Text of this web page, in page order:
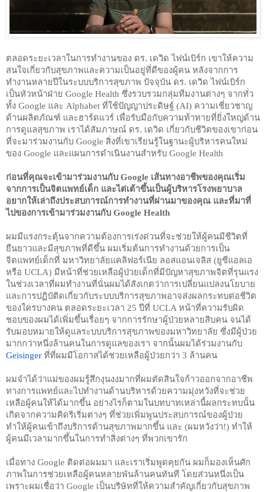
ตลอดระยะเวลาในการทำงานของ ดร. เดวิด ไฟน์เบิร์ก เขาให้ความ
สนใจเกี่ยวกับสุขภาพและความเป็นอยู่ที่ดีของผู้คน หลังจากการ
ทำงานหลายปีในระบบบริการสุขภาพ ปัจจุบัน ดร. เดวิด ไฟน์เบิร์ก
เป็นหัวหน้าฝ่าย Google Health ซึ่งรวบรวมกลุ่มทีมงานต่างๆ จากทั่ว
ทั้ง Google และ Alphabet ที่ใช้ปัญญาประดิษฐ์ (AI) ความเชี่ยวชาญ
ด้านผลิตภัณฑ์ และฮาร์ดแวร์ เพื่อรับมือกับความท้าทายที่ยิ่งใหญ่ด้าน
การดูแลสุขภาพ เราได้สัมภาษณ์ ดร. เดวิด เกี่ยวกับชีวิตของเขาก่อน
ที่จะมาร่วมงานกับ Google สิ่งที่เขาเรียนรู้ในฐานะผู้บริหารคนใหม่
ของ Google และแผนการดำเนินงานสำหรับ Google Health
ก่อนที่คุณจะเข้ามาร่วมงานกับ Google เส้นทางอาชีพของคุณเริ่ม
จากการเป็นจิตแพทย์เด็ก และไต่เต้าขึ้นเป็นผู้บริหารโรงพยาบาล
อยากให้เล่าถึงประสบการณ์การทำงานที่ผ่านมาของคุณ และที่มาที่
ไปของการเข้ามาร่วมงานกับ Google Health
ผมมีแรงกระตุ้นจากความต้องการเร่งด่วนที่จะช่วยให้ผู้คนมีชีวิตที่
ยืนยาวและมีสุขภาพที่ดีขึ้น ผมเริ่มต้นการทำงานด้วยการเป็น
จิตแพทย์เด็กที่ มหาวิทยาลัยแคลิฟอร์เนีย ลอสแอนเจลิส (ยูซีแอลเอ
หรือ UCLA) มีหน้าที่ช่วยเหลือผู้ป่วยเด็กที่มีปัญหาสุขภาพจิตที่รุนแรง
ในช่วงเวลาที่ผมทำงานที่นั่นผมได้สังเกตว่าการเปลี่ยนแปลงนโยบาย
และการปฏิบัติดเกี่ยวกับระบบบริการสุขภาพอาจส่งผลกระทบต่อชีวิต
ของใครบางคน ตลอดระยะเวลา 25 ปีที่ UCLA หน้าที่ความรับผิด
ชอบของผมได้เพิ่มขึ้นเรื่อยๆ จากการรักษาผู้ป่วยหลายสิบคน จนได้
รับมอบหมายให้ดูแลระบบบริการสุขภาพของมหาวิทยาลัย ซึ่งมีผู้ป่วย
Geisinger ที่ที่ผมมีโอกาสได้ช่วยเหลือผู้ป่วยกว่า 3 ล้านคน
ผมจำได้ว่าแม่ของผมรู้สึกงุนงงมากที่ผมตัดสินใจก้าวออกจากอาชีพ
ทางการแพทย์และไปทำงานด้านบริหารด้วยความมุ่งหวังที่จะช่วย
เหลือผู้คนให้ได้มากขึ้น อย่างไรก็ตามในบทบาทเหล่านี้ผลกระทบนั้น
เกิดจากความคิดริเริ่มต่างๆ ที่ช่วยเพิ่มพูนประสบการณ์ของผู้ป่วย
ทำให้ผู้คนเข้าถึงบริการด้านสุขภาพมากขึ้น และ (ผมหวังว่า!) ทำให้
ผู้คนมีเวลามากขึ้นในการทำสิ่งต่างๆ ที่พวกเขารัก
เมื่อทาง Google ติดต่อผมมา และเราเริ่มพูดคุยกัน ผมก็มองเห็นศัก
ภาพในการช่วยเหลือผู้คนหลายพันล้านคนทันที โดยส่วนหนึ่งเป็น
เพราะผมเชื่อว่า Google เป็นบริษัทที่ให้ความสำคัญเกี่ยวกับสุขภาพ